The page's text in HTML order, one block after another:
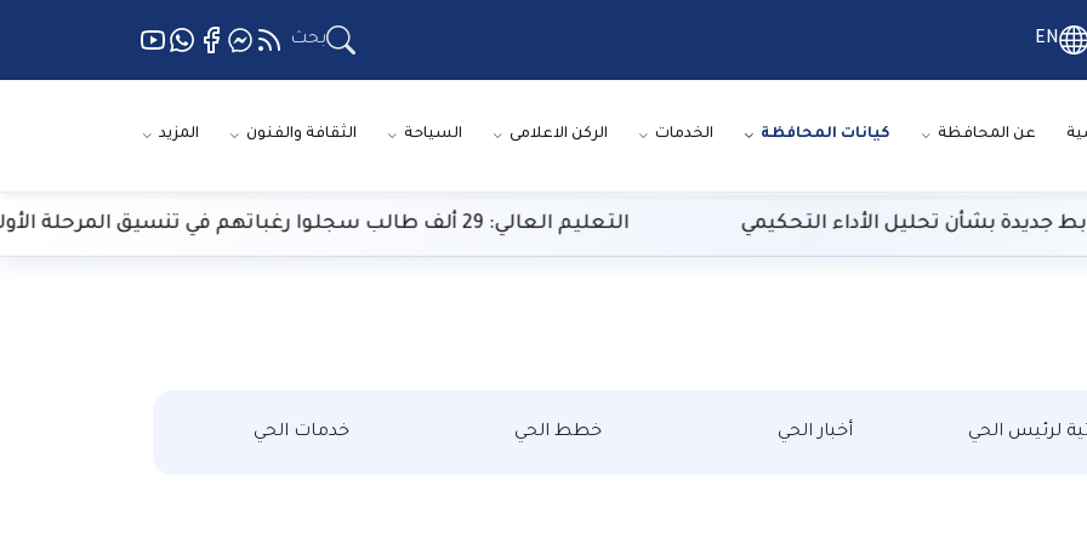
EN بحث
عن المحافظة كيانات المحافظة الخدمات الركن الاعلامى السياحة الثقافة والفنون المزيد
بشأن تحليل الأداء التحكيمي التعليم العالي: 29 ألف طالب سجلوا رغباتهم في تنسيق المرحلة الأولى
لرئيس الحي أخبار الحي خطط الحي خدمات الحي